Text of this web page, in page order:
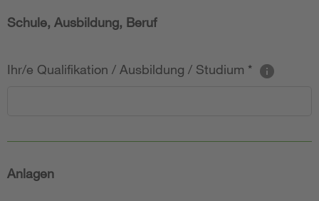
Schule, Ausbildung, Beruf
Ihr/e Qualifikation / Ausbildung / Studium *
Anlagen